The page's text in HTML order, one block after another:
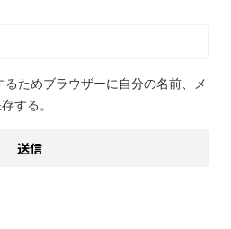
ためブラウザーに自分の名前、メ
する。